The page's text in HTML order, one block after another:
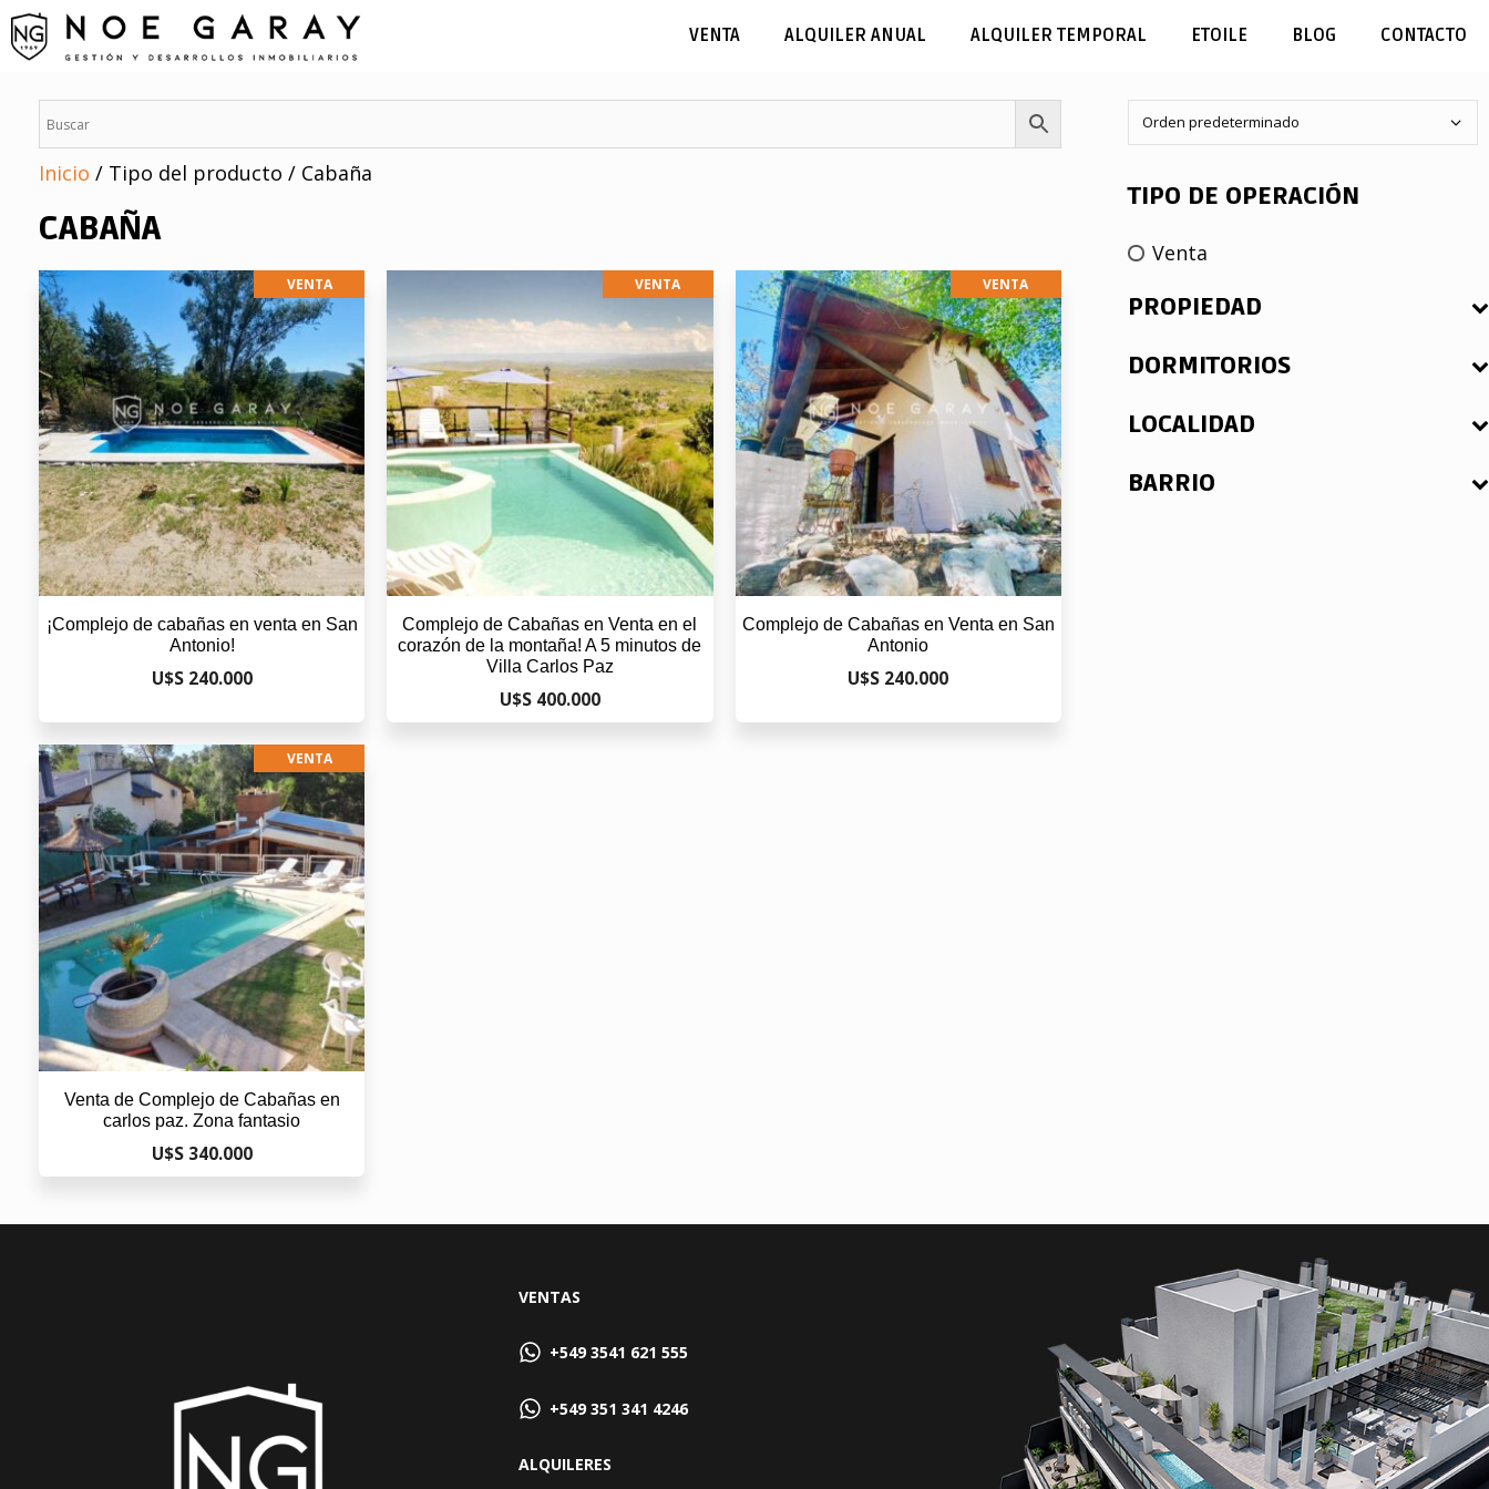
Saltar
al
contenido
VENTA ALQUILER ANUAL ALQUILER TEMPORAL ETOILE BLOG CONTACTO
Inicio / Tipo del producto / Cabaña
CABAÑA
VENTA
¡Complejo de cabañas en venta en San
Antonio!
U$S 240.000
VENTA
Complejo de Cabañas en Venta en el
corazón de la montaña! A 5 minutos de
Villa Carlos Paz
U$S 400.000
VENTA
Complejo de Cabañas en Venta en San
Antonio
U$S 240.000
VENTA
Venta de Complejo de Cabañas en
carlos paz. Zona fantasio
U$S 340.000
TIPO DE OPERACIÓN
Venta
PROPIEDAD
DORMITORIOS
LOCALIDAD
BARRIO
VENTAS
+549 3541 621 555
+549 351 341 4246
ALQUILERES